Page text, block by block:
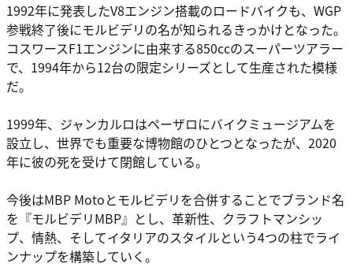
1992年に発表したV8エンジン搭載のロードバイクも、WGP
参戦終了後にモルビデリの名が知られるきっかけとなった。
コスワースF1エンジンに由来する850ccのスーパーツアラー
で、1994年から12台の限定シリーズとして生産された模様
だ。
1999年、ジャンカルロはペーザロにバイクミュージアムを
設立し、世界でも重要な博物館のひとつとなったが、2020
年に彼の死を受けて閉館している。
今後はMBP Motoとモルビデリを合併することでブランド名
を『モルビデリMBP』とし、革新性、クラフトマンシッ
プ、情熱、そしてイタリアのスタイルという4つの柱でライ
ンナップを構築していく。